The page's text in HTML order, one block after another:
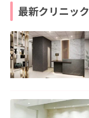
最新クリニック